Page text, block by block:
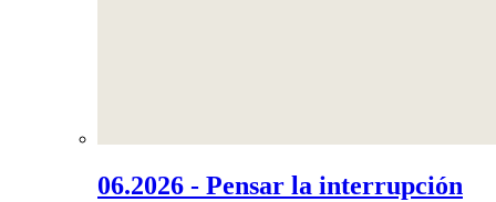
06.2026 - Pensar la interrupción